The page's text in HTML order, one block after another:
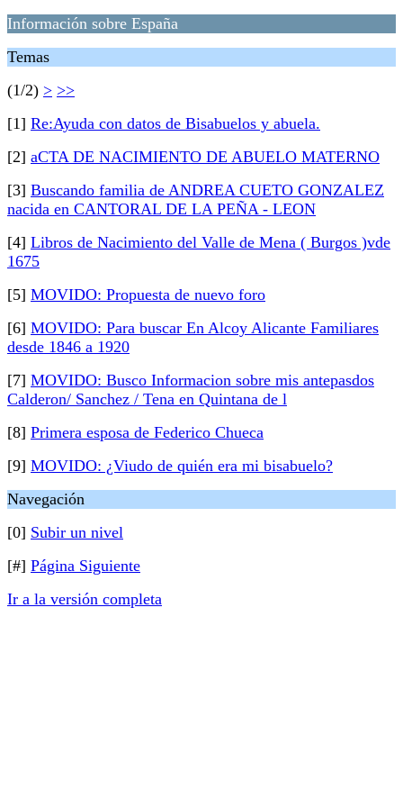
Información sobre España
Temas
(1/2) > >>
[1] Re:Ayuda con datos de Bisabuelos y abuela.
[2] aCTA DE NACIMIENTO DE ABUELO MATERNO
[3] Buscando familia de ANDREA CUETO GONZALEZ
nacida en CANTORAL DE LA PEÑA - LEON
[4] Libros de Nacimiento del Valle de Mena ( Burgos )vde
1675
[5] MOVIDO: Propuesta de nuevo foro
[6] MOVIDO: Para buscar En Alcoy Alicante Familiares
desde 1846 a 1920
[7] MOVIDO: Busco Informacion sobre mis antepasdos
Calderon/ Sanchez / Tena en Quintana de l
[8] Primera esposa de Federico Chueca
[9] MOVIDO: ¿Viudo de quién era mi bisabuelo?
Navegación
[0] Subir un nivel
[#] Página Siguiente
Ir a la versión completa